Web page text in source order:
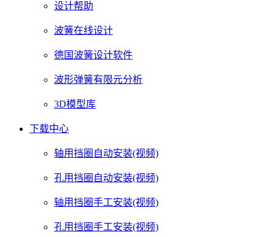
设计帮助
波簧在线设计
德国波簧设计软件
波形弹簧有限元分析
3D模型库
下载中心
轴用挡圈自动安装(视频)
孔用挡圈自动安装(视频)
轴用挡圈手工安装(视频)
孔用挡圈手工安装(视频)